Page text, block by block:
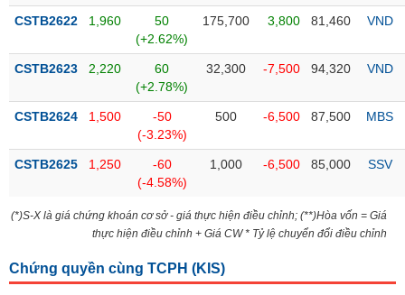
sơ
nghiệp
tức
sự
Tài
Tâm
thị
trường
CSTB2622 1,960
50
(+2.62%)
175,700 3,800 81,460 VND
CSTB2623 2,220
60
(+2.78%)
32,300 -7,500 94,320 VND
CSTB2624 1,500
-50
(-3.23%)
500 -6,500 87,500 MBS
CSTB2625 1,250
-60
(-4.58%)
1,000 -6,500 85,000 SSV
(*)S-X là giá chứng khoán cơ sở - giá thực hiện điều chỉnh; (**)Hòa vốn = Giá
thực hiện điều chỉnh + Giá CW * Tỷ lệ chuyển đổi điều chỉnh
Chứng quyền cùng TCPH (KIS)
NGUYÊN
VẬT
NGHIỆP
DÙNG
KHÔNG